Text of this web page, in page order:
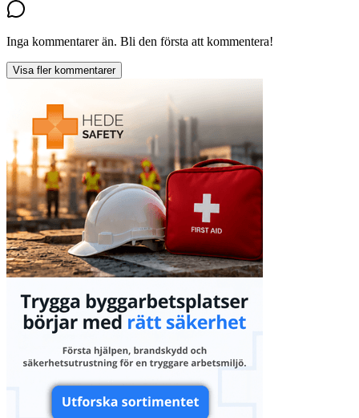
Inga kommentarer än. Bli den första att kommentera!
Visa fler kommentarer